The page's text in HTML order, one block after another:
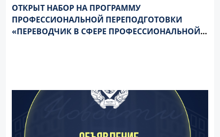
ОТКРЫТ НАБОР НА ПРОГРАММУ
ПРОФЕССИОНАЛЬНОЙ ПЕРЕПОДГОТОВКИ
«ПЕРЕВОДЧИК В СФЕРЕ ПРОФЕССИОНАЛЬНОЙ